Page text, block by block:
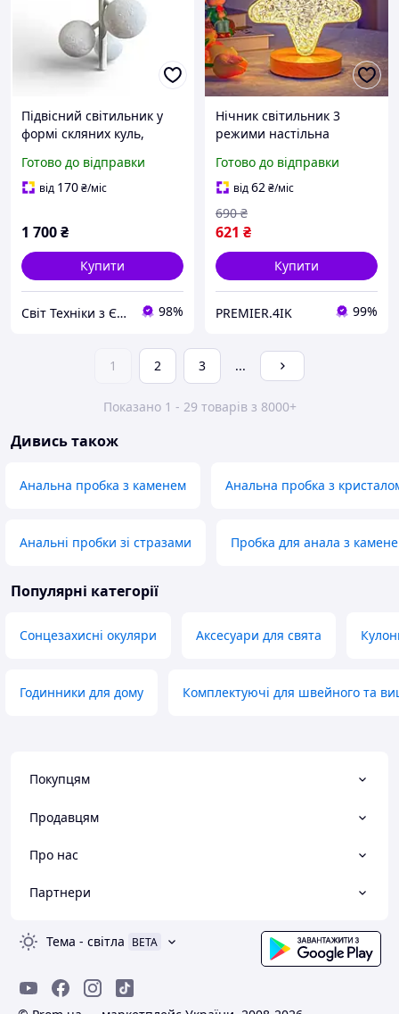
Підвісний світильник у
формі скляних куль,
Готово до відправки
від 170₴/міс
1 700₴
Купити
Свiт Технiки з Європи 98%
Нічник світильник 3
режими настільна
формі зірки Creatice Table
Lamp
Готово до відправки
від62₴/міс
621 ₴
690 ₴
Купити
PREMIER.4IK 99%
1 2 3 ...
Показано 1 - 29 товарів з 8000+
Дивись також
Анальна пробка з каменем Анальна пробка з
Анальні пробки зі стразами Пробка для анала з
Популярні категорії
Сонцезахисні окуляри Аксесуари для свята
Годинники для дому Комплектуючі для швейного та
Покупцям
Продавцям
Про нас
Партнери
Тема - світла BETA